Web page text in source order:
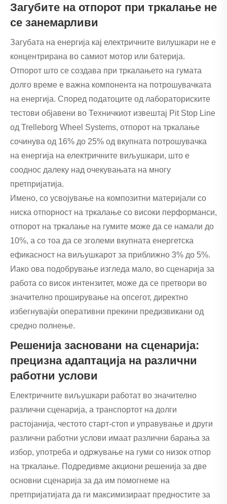
Загубите на отпорот при тркалање не
се занемарливи
Загубата на енергија кај електричните вилушкари не е
концентрирана во самиот мотор или батерија.
Отпорот што се создава при тркалањето на гумата
долго време е важна компонента на потрошувачката
на енергија. Според податоците од лабораториските
тестови објавени во Техничкиот извештај Pit Stop Line
од Trelleborg Wheel Systems, отпорот на тркалање
сочинува од 16% до 25% од вкупната потрошувачка
на енергија на електричните виљушкари, што е
сооднос далеку над очекувањата на многу
претпријатија.
Имено, со усвојување на композитни материјали со
ниска отпорност на тркалање со високи перформанси,
отпорот на тркалање на гумите може да се намали до
10%, а со тоа да се зголеми вкупната енергетска
ефикасност на виљушкарот за приближно 3% до 5%.
Иако ова подобрување изгледа мало, во сценарија за
работа со висок интензитет, може да се претвори во
значително проширување на опсегот, директно
избегнувајќи оперативни прекини предизвикани од
средно полнење.
Решенија засновани на сценарија:
прецизна адаптација на различни
работни услови
Електричните виљушкари работат во значително
различни сценарија, а транспортот на долги
растојанија, честото старт-стоп и управување и други
различни работни услови имаат различни барања за
избор, употреба и одржување на гуми со низок отпор
на тркалање. Подредивме акциони решенија за две
основни сценарија за да им помогнеме на
претпријатијата да ги максимизираат предностите за